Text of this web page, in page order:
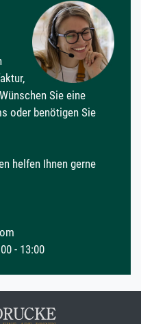
Sie eine
oder benötigen Sie
helfen Ihnen gerne
- 13:00